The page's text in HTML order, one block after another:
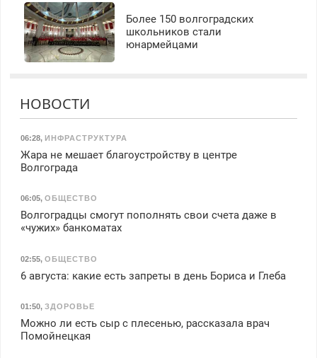
Более 150 волгоградских
школьников стали
юнармейцами
НОВОСТИ
06:28, ИНФРАСТРУКТУРА
Жара не мешает благоустройству в центре
Волгограда
06:05, ОБЩЕСТВО
Волгоградцы смогут пополнять свои счета даже в
«чужих» банкоматах
02:55, ОБЩЕСТВО
6 августа: какие есть запреты в день Бориса и Глеба
01:50, ЗДОРОВЬЕ
Можно ли есть сыр с плесенью, рассказала врач
Помойнецкая